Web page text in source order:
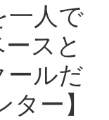
一人で
スと
ールだ
ター】